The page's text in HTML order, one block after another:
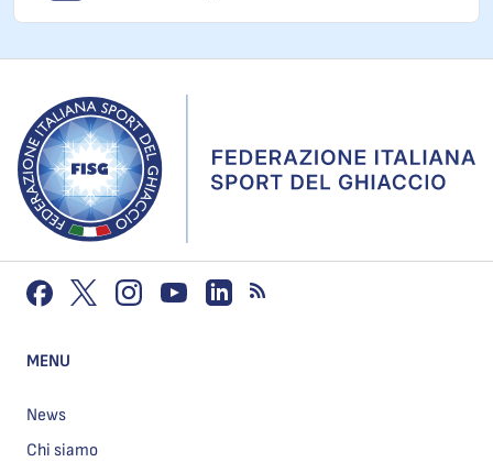
MENU
News
Chi siamo